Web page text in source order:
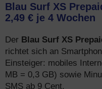
Blau Surf XS
2,49 € je 4 Wochen
Der Blau Surf XS
richtet sich an
Einsteiger: mobiles
MB = 0,3 GB) sowie
SMS ab 9 Cent.